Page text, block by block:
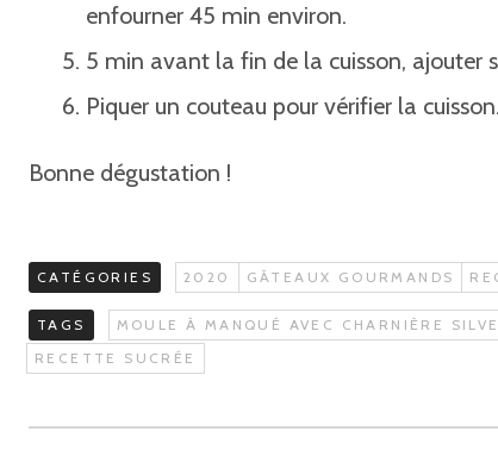
enfourner 45 min environ.
5 min avant la fin de la cuisson, ajouter
Piquer un couteau pour vérifier la
Bonne dégustation !
CATÉGORIES 2020 GÂTEAUX GOURMANDS
TAGS MOULE À MANQUÉ AVEC CHARNIÈRE
RECETTE SUCRÉE